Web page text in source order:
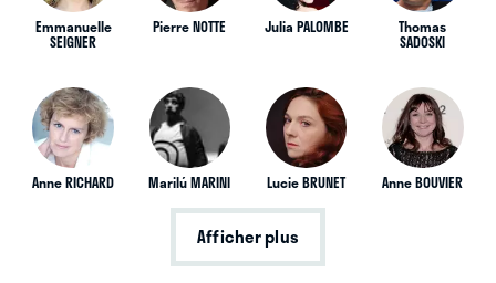
Emmanuelle
SEIGNER
Pierre NOTTE Julia PALOMBE Thomas
SADOSKI
Anne RICHARD Marilú MARINI Lucie BRUNET Anne BOUVIER
Afficher plus